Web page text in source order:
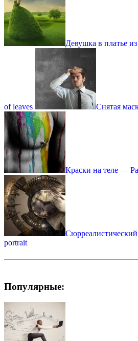
Девушка в платье
of leaves Снятая
Краски на теле —
portrait
Популярные: